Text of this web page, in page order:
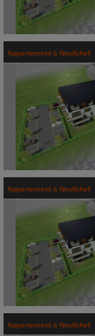
Appartement à Neufchef
Appartement à Neufchef
Appartement à Neufchef